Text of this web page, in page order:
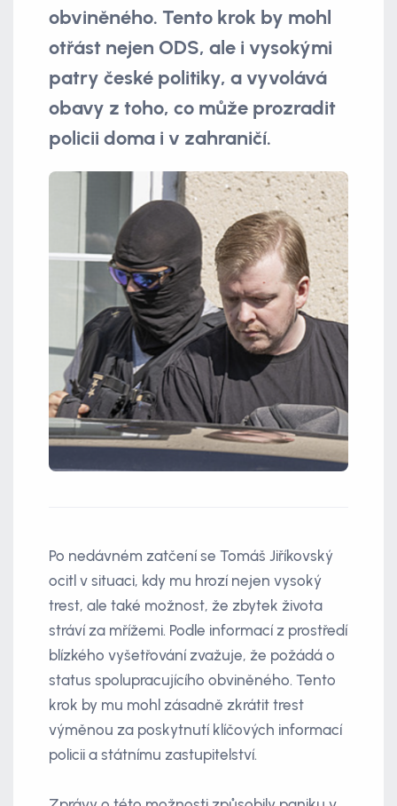
obviněného. Tento krok by mohl
otřást nejen ODS, ale i vysokými
patry české politiky, a vyvolává
obavy z toho, co může prozradit
policii doma i v zahraničí.
Po nedávném zatčení se Tomáš Jiříkovský
ocitl v situaci, kdy mu hrozí nejen vysoký
trest, ale také možnost, že zbytek života
stráví za mřížemi. Podle informací z prostředí
blízkého vyšetřování zvažuje, že požádá o
status spolupracujícího obviněného. Tento
krok by mu mohl zásadně zkrátit trest
výměnou za poskytnutí klíčových informací
policii a státnímu zastupitelství.